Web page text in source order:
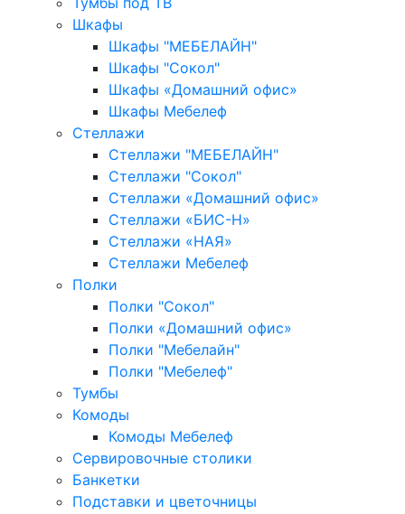
Шкафы
Шкафы "МЕБЕЛАЙН"
Шкафы "Сокол"
Шкафы «Домашний офис»
Шкафы Мебелеф
Стеллажи
Стеллажи "МЕБЕЛАЙН"
Стеллажи "Сокол"
Стеллажи «Домашний офис»
Стеллажи «БИС-Н»
Стеллажи «НАЯ»
Стеллажи Мебелеф
Полки
Полки "Сокол"
Полки «Домашний офис»
Полки "Мебелайн"
Полки "Мебелеф"
Тумбы
Комоды
Комоды Мебелеф
Сервировочные столики
Банкетки
Подставки и цветочницы